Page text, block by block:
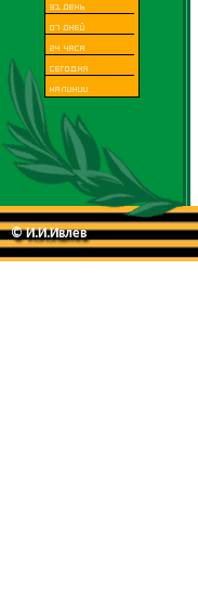
© И.И.Ивлев